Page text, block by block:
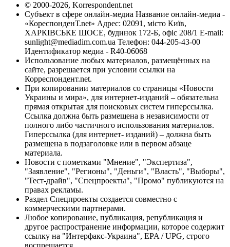
© 2000-2026, Korrespondent.net
Субъект в сфере онлайн-медиа Название онлайн-медиа -
«КореспонденТ.net» Адрес: 02091, місто Київ,
ХАРКІВСЬКЕ ШОСЕ, будинок 172-Б, офіс 208/1 E-mail:
sunlight@mediadim.com.ua Телефон: 044-205-43-00
Идентификатор медиа - R40-06068
Использование любых материалов, размещённых на
сайте, разрешается при условии ссылки на
Корреспондент.net.
При копировании материалов со страницы «Новости
Украины и мира», для интернет-изданий – обязательна
прямая открытая для поисковых систем гиперссылка.
Ссылка должна быть размещена в независимости от
полного либо частичного использования материалов.
Гиперссылка (для интернет- изданий) – должна быть
размещена в подзаголовке или в первом абзаце
материала.
Новости с пометками "Мнение", "Экспертиза",
"Заявление", "Регионы", "Деньги", "Власть", "Выборы",
"Тест-драйв", "Спецпроекты", "Промо" публикуются на
правах рекламы.
Раздел Спецпроекты создается совместно с
коммерческими партнерами.
Любое копирование, публикация, републикация и
другое распространение информации, которое содержит
ссылку на "Интерфакс-Украина", EPA / UPG, строго